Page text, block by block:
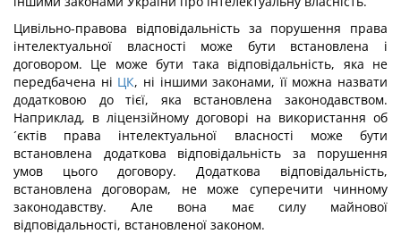
Цивільно-правова відповідальність за порушення права
інтелектуальної власності може бути встановлена і
договором. Це може бути така відповідальність, яка не
передбачена ні ЦК, ні іншими законами, її можна назвати
додатковою до тієї, яка встановлена законодавством.
Наприклад, в ліцензійному договорі на використання об
´єктів права інтелектуальної власності може бути
встановлена додаткова відповідальність за порушення
умов цього договору. Додаткова відповідальність,
встановлена договорам, не може суперечити чинному
законодавству. Але вона має силу майнової
відповідальності, встановленої законом.